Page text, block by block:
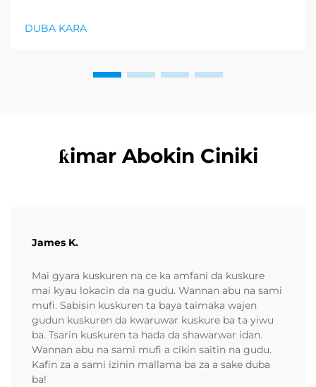
fitarwa, suka sona zuwa sabon rubutu na haifuwa da
DUBA KARA
ƙimar Abokin Ciniki
James K.
Mai gyara kuskuren na ce ka amfani da kuskure
mai kyau lokacin da na gudu. Wannan abu na sami
mufi. Sabisin kuskuren ta baya taimaka wajen
gudun kuskuren da kwaruwar kuskure ba ta yiwu
ba. Tsarin kuskuren ta hada da shawarwar idan.
Wannan abu na sami mufi a cikin saitin na gudu.
Kafin za a sami izinin mallama ba za a sake duba
ba!